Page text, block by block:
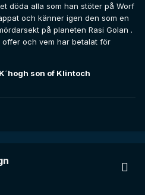
döda alla som han stöter på Worf
och känner igen den som en
på planeten Rasi Golan .
och vem har betalat för
son of Klintoch